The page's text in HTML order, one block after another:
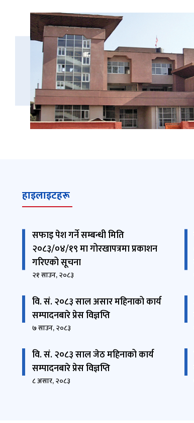
हाइलाइटहरू
सफाइ पेश गर्ने सम्बन्धी मिति
२०८३/०४/१९ मा गोरखापत्रमा प्रकाशन
गरिएको सूचना
२१ साउन, २०८३
वि. सं. २०८३ साल असार महिनाको कार्य
सम्पादनबारे प्रेस विज्ञप्ति
७ साउन, २०८३
वि. सं. २०८३ साल जेठ महिनाको कार्य
सम्पादनबारे प्रेस विज्ञप्ति
८ असार, २०८३